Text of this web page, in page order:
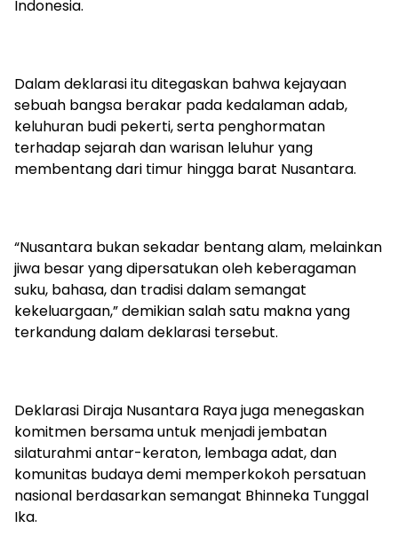
Indonesia.
Dalam deklarasi itu ditegaskan bahwa kejayaan
sebuah bangsa berakar pada kedalaman adab,
keluhuran budi pekerti, serta penghormatan
terhadap sejarah dan warisan leluhur yang
membentang dari timur hingga barat Nusantara.
“Nusantara bukan sekadar bentang alam, melainkan
jiwa besar yang dipersatukan oleh keberagaman
suku, bahasa, dan tradisi dalam semangat
kekeluargaan,” demikian salah satu makna yang
terkandung dalam deklarasi tersebut.
Deklarasi Diraja Nusantara Raya juga menegaskan
komitmen bersama untuk menjadi jembatan
silaturahmi antar-keraton, lembaga adat, dan
komunitas budaya demi memperkokoh persatuan
nasional berdasarkan semangat Bhinneka Tunggal
Ika.